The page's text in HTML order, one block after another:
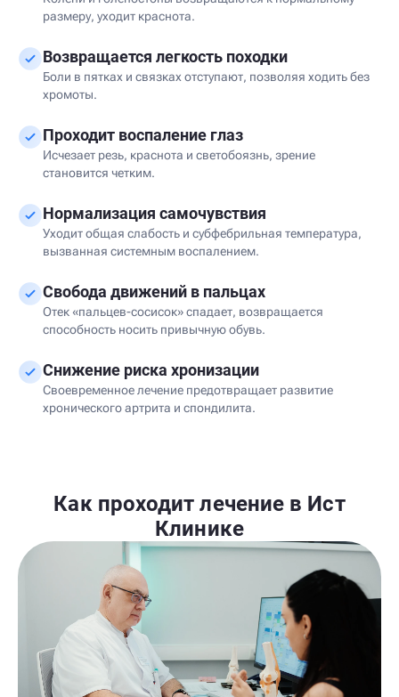
размеру, уходит краснота.
Возвращается легкость походки
Боли в пятках и связках отступают, позволяя ходить без
хромоты.
Проходит воспаление глаз
Исчезает резь, краснота и светобоязнь, зрение
становится четким.
Нормализация самочувствия
Уходит общая слабость и субфебрильная температура,
вызванная системным воспалением.
Свобода движений в пальцах
Отек «пальцев-сосисок» спадает, возвращается
способность носить привычную обувь.
Снижение риска хронизации
Своевременное лечение предотвращает развитие
хронического артрита и спондилита.
Как проходит лечение в Ист
Клинике